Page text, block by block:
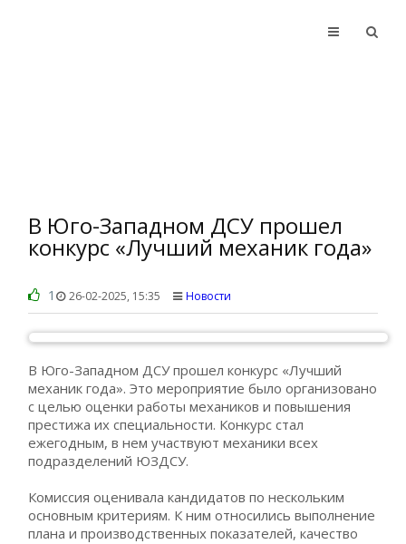
В Юго-Западном ДСУ прошел
конкурс «Лучший механик года»
26-02-2025, 15:35 Новости
1
В Юго-Западном ДСУ прошел конкурс «Лучший
механик года». Это мероприятие было организовано
с целью оценки работы механиков и повышения
престижа их специальности. Конкурс стал
ежегодным, в нем участвуют механики всех
подразделений ЮЗДСУ.
Комиссия оценивала кандидатов по нескольким
основным критериям. К ним относились выполнение
плана и производственных показателей, качество